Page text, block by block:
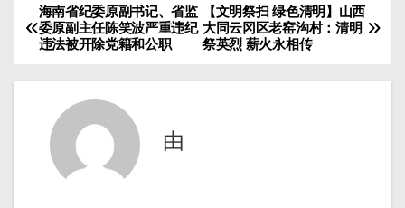
文
章
航
【文明祭扫 绿色清明】山西
大同云冈区老窑沟村：清明
祭英烈 薪火永相传
海南省纪委原副书记、省监
委原副主任陈笑波严重违纪
违法被开除党籍和公职
由